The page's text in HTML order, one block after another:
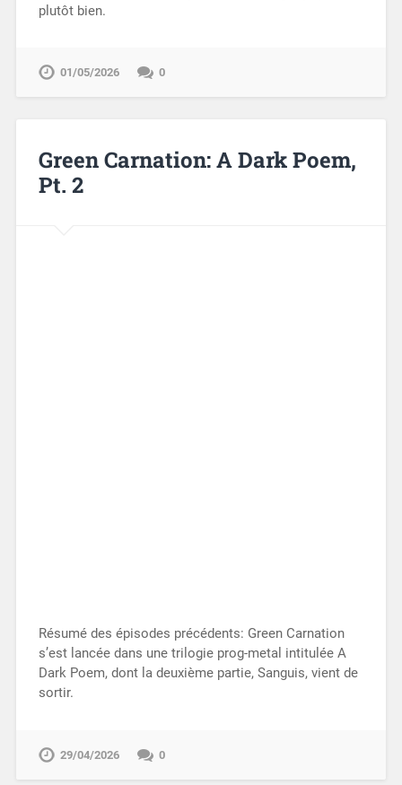
plutôt bien.
01/05/2026 0
Green Carnation: A Dark Poem,
Pt. 2
Résumé des épisodes précédents: Green Carnation
s’est lancée dans une trilogie prog-metal intitulée A
Dark Poem, dont la deuxième partie, Sanguis, vient de
sortir.
29/04/2026 0